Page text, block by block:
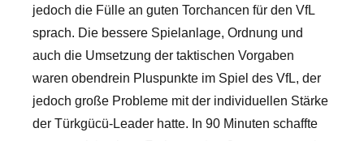
jedoch die Fülle an guten Torchancen für den VfL
sprach. Die bessere Spielanlage, Ordnung und
auch die Umsetzung der taktischen Vorgaben
waren obendrein Pluspunkte im Spiel des VfL, der
jedoch große Probleme mit der individuellen Stärke
der Türkgücü-Leader hatte. In 90 Minuten schaffte